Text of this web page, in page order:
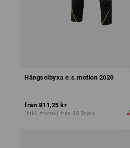
Hängselbyxa e.s.motion 2020
från 811,25 kr
(inkl. moms) från 20 Styck